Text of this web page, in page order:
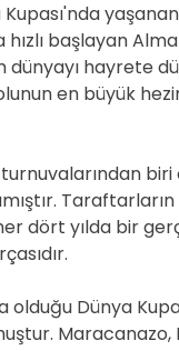
başlayan
dünyayı hayrete
en büyük
biri
dört yılda bir
olduğu Dünya
Maracanazo,